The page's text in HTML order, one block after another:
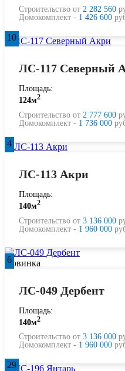
Строительство от 2 282 560
Домокомплект - 1 426 600
10
ЛС-117 Северный
Площадь:
124м2
Строительство от 2 777 600
Домокомплект - 1 736 000
4
ЛС-113 Акри
Площадь:
140м2
Строительство от 3 136 000
Домокомплект - 1 960 000
Новинка
6
ЛС-049 Дербент
Площадь:
140м2
Строительство от 3 136 000
Домокомплект - 1 960 000
29